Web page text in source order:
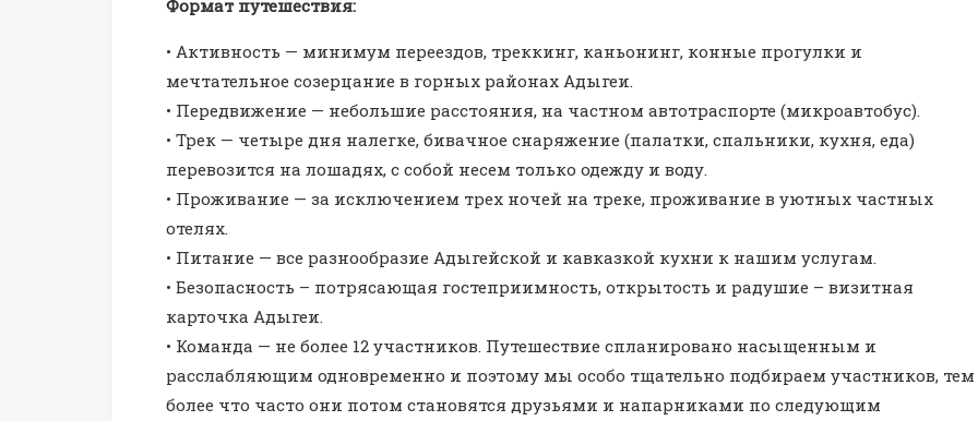
Формат путешествия:
• Активность — минимум переездов, треккинг, каньонинг, конные прогулки и
мечтательное созерцание в горных районах Адыгеи.
• Передвижение — небольшие расстояния, на частном автотраспорте (микроавтобус).
• Трек — четыре дня налегке, бивачное снаряжение (палатки, спальники, кухня, еда)
перевозится на лошадях, с собой несем только одежду и воду.
• Проживание — за исключением трех ночей на треке, проживание в уютных частных
отелях.
• Питание — все разнообразие Адыгейской и кавказкой кухни к нашим услугам.
• Безопасность – потрясающая гостеприимность, открытость и радушие – визитная
карточка Адыгеи.
• Команда — не более 12 участников. Путешествие спланировано насыщенным и
расслабляющим одновременно и поэтому мы особо тщательно подбираем участников, тем
более что часто они потом становятся друзьями и напарниками по следующим